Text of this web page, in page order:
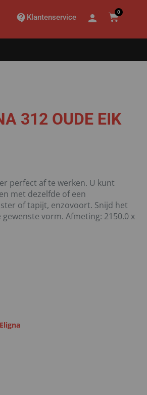
Klantenservice
0
312 OUDE EIK
perfect af te werken. U kunt
met dezelfde of een
of tapijt, enzovoort. Snijd het
vorm. Afmeting: 2150.0 x